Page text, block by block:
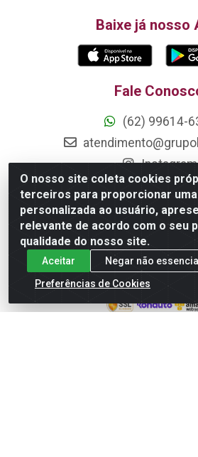
O nosso site coleta cookies
terceiros para proporcionar
personalizada ao usuário,
relevante de acordo com o seu
qualidade do nosso site.
Aceitar
Negar não
Preferências de Cookies
Baixe já nosso
Fale
(62) 99614-
Instagram
Facebook
Formas de
Site Seguro